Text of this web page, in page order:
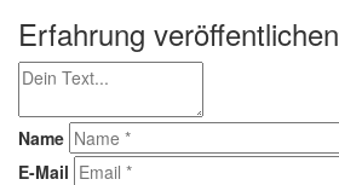
Erfahrung veröffentlichen
Name
E-Mail